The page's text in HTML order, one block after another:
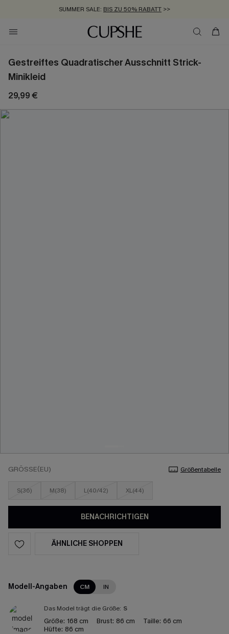
SUMMER SALE: BIS ZU 50% RABATT >>
ZUM NEWSLETTER:BIS ZU -20% EXTRA ERHALTEN
KOSTENLOSER VERSAND AB 89 €
Gestreiftes Quadratischer Ausschnitt Strick-
Minikleid
29,99 €
GRÖSSE(EU) Größentabelle
S(36) M(38) L(40/42) XL(44)
BENACHRICHTIGEN
ÄHNLICHE SHOPPEN
Modell-Angaben CM IN
Das Model trägt die Größe: S
Größe: 168 cm Brust: 86 cm Taille: 66 cm
Hüfte: 86 cm